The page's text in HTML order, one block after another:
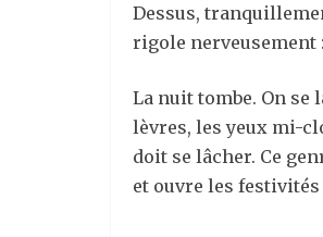
Dessus,
rigole nerveusement
La nuit tombe. On
lèvres, les yeux mi-
doit se lâcher. Ce
et ouvre les festivités